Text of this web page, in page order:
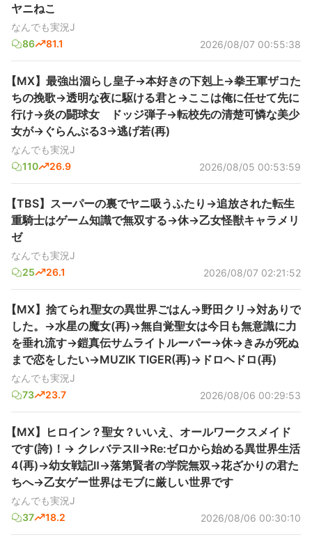
ヤニねこ
なんでも実況J
86
81.1 2026/08/07 00:55:38
【MX】最強出涸らし皇子→本好きの下剋上→拳王軍ザコた
ちの挽歌→透明な夜に駆ける君と→ここは俺に任せて先に
行け→炎の闘球女 ドッジ弾子→転校先の清楚可憐な美少
女が→ぐらんぶる3→逃げ若(再)
なんでも実況J
110
26.9 2026/08/05 00:53:59
【TBS】スーパーの裏でヤニ吸うふたり→追放された転生
重騎士はゲーム知識で無双する→休→乙女怪獣キャラメリ
ゼ
なんでも実況J
25
26.1 2026/08/07 02:21:52
【MX】捨てられ聖女の異世界ごはん→野田クリ→対ありで
した。→水星の魔女(再)→無自覚聖女は今日も無意識に力
を垂れ流す→鎧真伝サムライトルーパー→休→きみが死ぬ
まで恋をしたい→MUZIK TIGER(再)→ドロヘドロ(再)
なんでも実況J
73
23.7 2026/08/06 00:29:53
【MX】ヒロイン？聖女？いいえ、オールワークスメイド
です(誇)！→ クレバテスⅡ→Re:ゼロから始める異世界生活
4(再)→幼女戦記Ⅱ→落第賢者の学院無双→花ざかりの君た
ちへ→乙女ゲー世界はモブに厳しい世界です
なんでも実況J
37
18.2 2026/08/06 00:30:10